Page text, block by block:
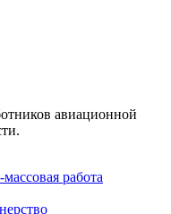
авиационной
работа